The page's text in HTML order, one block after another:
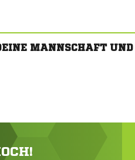
MANNSCHAFT